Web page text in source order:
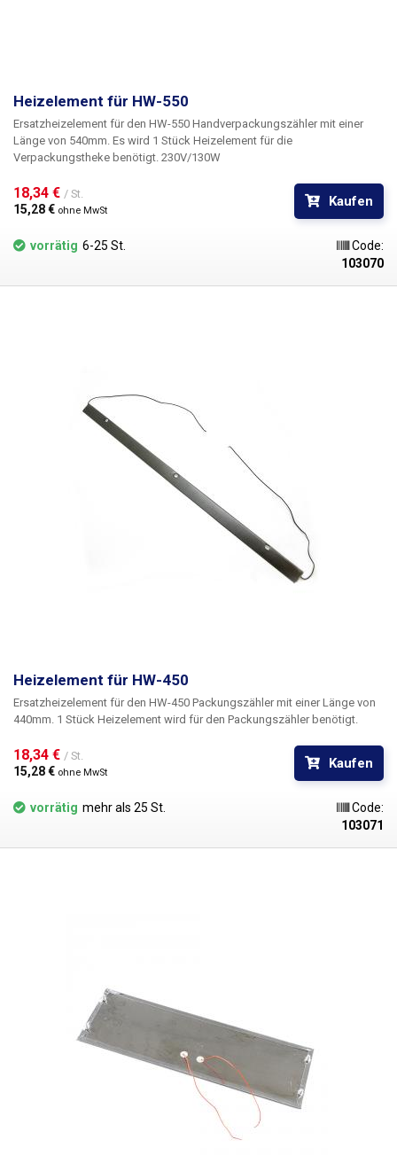
Heizelement für HW-550
Ersatzheizelement für den HW-550 Handverpackungszähler mit einer
Länge von 540mm. Es wird 1 Stück Heizelement für die
Verpackungstheke benötigt. 230V/130W
18,34 € / St.
15,28 € ohne MwSt
Kaufen
vorrätig 6-25 St.
Code:
103070
Heizelement für HW-450
Ersatzheizelement für den HW-450 Packungszähler mit einer Länge von
440mm. 1 Stück Heizelement wird für den Packungszähler benötigt.
18,34 € / St.
15,28 € ohne MwSt
Kaufen
vorrätig mehr als 25 St.
Code:
103071